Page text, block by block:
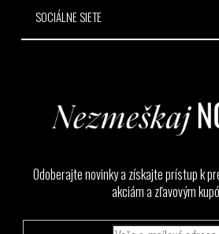
SOCIÁLNE SIETE
Odoberajte novinky a získajte prístup k
akciám a zľavovým